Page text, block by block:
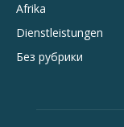
Afrika
Dienstleistungen
Без рубрики